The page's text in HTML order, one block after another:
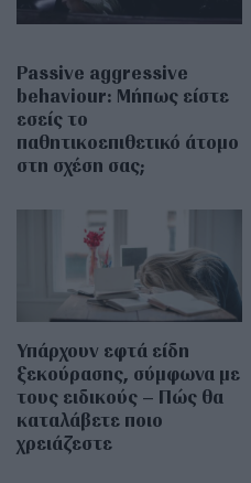
Passive aggressive
behaviour: Μήπως είστε
εσείς το
παθητικοεπιθετικό άτομο
στη σχέση σας;
Υπάρχουν εφτά είδη
ξεκούρασης, σύμφωνα με
τους ειδικούς – Πώς θα
καταλάβετε ποιο
χρειάζεστε